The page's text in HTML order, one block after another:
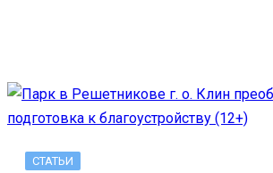
СТАТЬИ